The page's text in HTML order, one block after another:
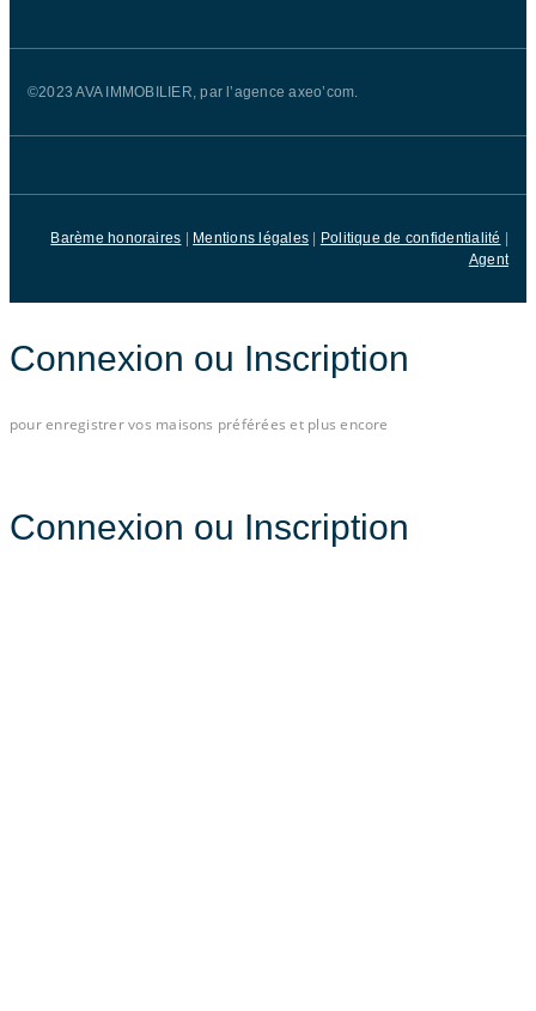
©2023 AVA IMMOBILIER, par l’agence axeo’com.
Barème honoraires Mentions légales Politique de confidentialité
Agent
Connexion ou Inscription
pour enregistrer vos maisons préférées et plus encore
Connexion ou Inscription